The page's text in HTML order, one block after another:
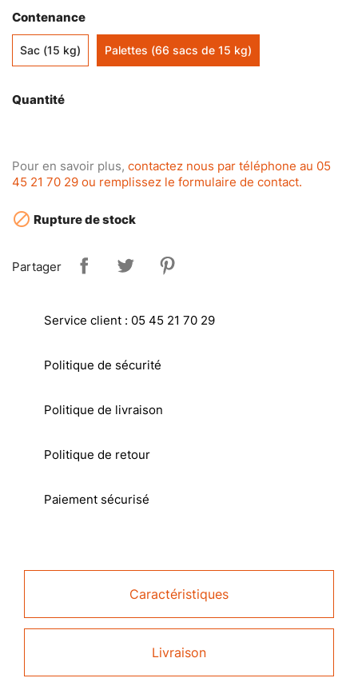
Contenance
Sac (15 kg) Palettes (66 sacs de 15 kg)
Quantité
Pour en savoir plus, contactez nous par téléphone au 05
45 21 70 29 ou remplissez le formulaire de contact.
 Rupture de stock
Partager
Service client : 05 45 21 70 29
Politique de sécurité
Politique de livraison
Politique de retour
Paiement sécurisé
Caractéristiques
Livraison